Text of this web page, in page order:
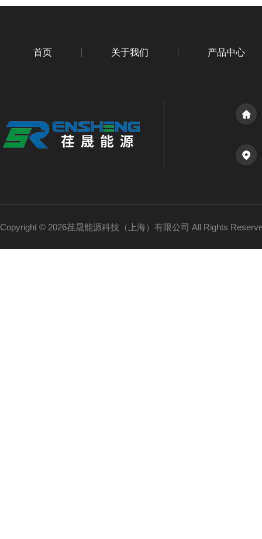
首页 关于我们 产品中心
Copyright © 2026荏晟能源科技（上海）有限公司 All Rights